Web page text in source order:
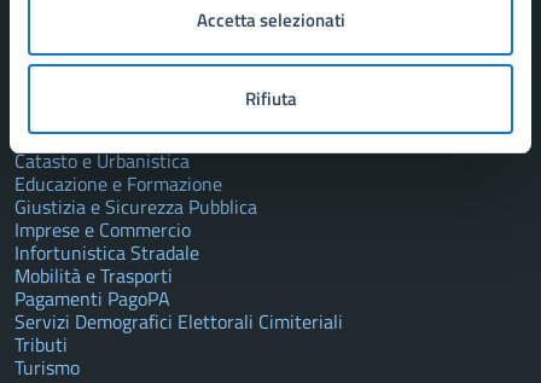
Accetta selezionati
Rifiuta
Autorizzazioni
Catasto e Urbanistica
Educazione e Formazione
Giustizia e Sicurezza Pubblica
Imprese e Commercio
Infortunistica Stradale
Mobilità e Trasporti
Pagamenti PagoPA
Servizi Demografici Elettorali Cimiteriali
Tributi
Turismo